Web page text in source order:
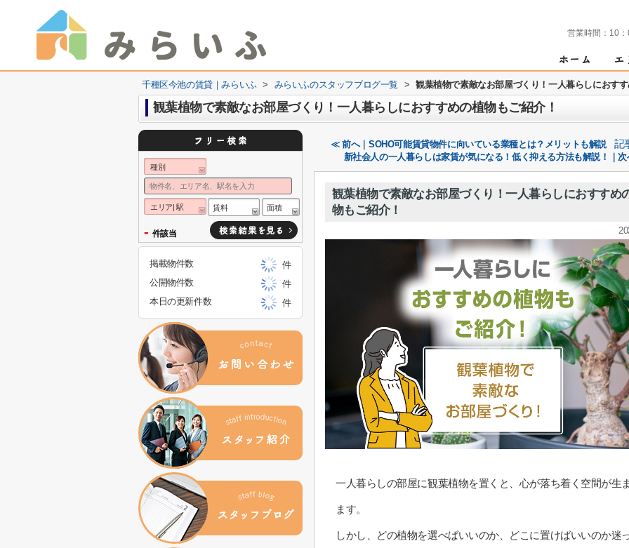
営業時間： 10
千種区今池の賃貸｜みらいふ > みらいふのスタッフブログ一覧 > 観葉植物で素敵なお部屋づくり！一人暮らしにおすす
観葉植物で素敵なお部屋づくり！一人暮らしにおすすめの植物もご紹介！
≪ 前へ｜SOHO可能賃貸物件に向いている業種とは？メリットも解説 記
新社会人の一人暮らしは家賃が気になる！低く抑える方法も解説！｜
観葉植物で素敵なお部屋づくり！一人暮らしにおすすめ
物もご紹介！
一人暮らしの部屋に観葉植物を置くと、心が落ち着く空間が生
ます。
しかし、どの植物を選べばいいのか、どこに置けばいいのか迷
種別
エリア| 駅 賃料 面積
- 件該当
掲載物件数
件
公開物件数
件
本日の更新件数
件